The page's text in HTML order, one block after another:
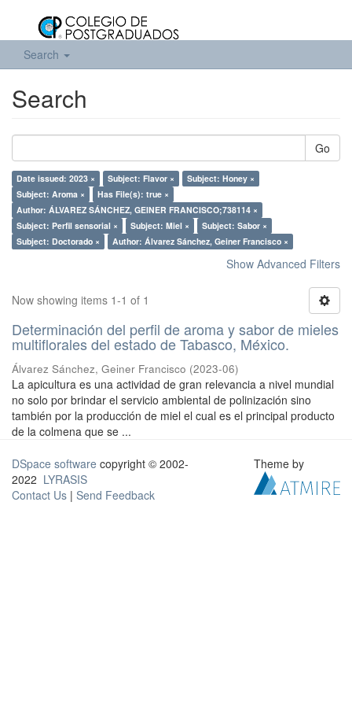
Search
Search
Go
Date issued: 2023 × Subject: Flavor ×
Subject: Honey ×
Subject: Aroma ×
Has File(s): true ×
Author: ÁLVAREZ SÁNCHEZ, GEINER FRANCISCO;738114 ×
Subject: Perfil sensorial ×
Subject: Miel ×
Subject: Sabor ×
Subject: Doctorado ×
Author: Álvarez Sánchez, Geiner Francisco ×
Show Advanced Filters
Now showing items 1-1 of 1
Determinación del perfil de aroma y sabor de mieles
multiflorales del estado de Tabasco, México.
Álvarez Sánchez, Geiner Francisco (2023-06)
La apicultura es una actividad de gran relevancia a nivel mundial
no solo por brindar el servicio ambiental de polinización sino
también por la producción de miel el cual es el principal producto
de la colmena que se ...
DSpace software copyright © 2002-
2022 LYRASIS
Contact Us | Send Feedback
Theme by